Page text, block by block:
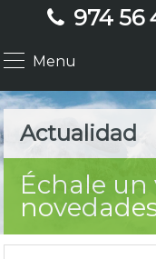
Menu
974 56
Actualidad
Échale un